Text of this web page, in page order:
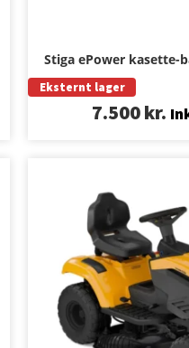
Stiga ePower kasette-
Eksternt lager
7.500kr.